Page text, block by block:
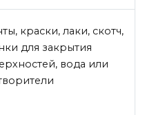
краски, лаки, скотч,
для закрытия
вода или